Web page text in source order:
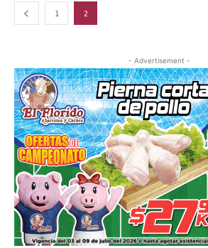
1 2
- Advertisement -